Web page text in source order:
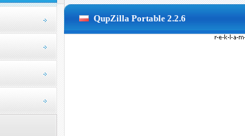
QupZilla Portable 2.2.6